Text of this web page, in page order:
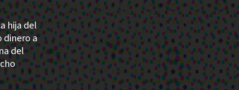
hija del
dinero a
del